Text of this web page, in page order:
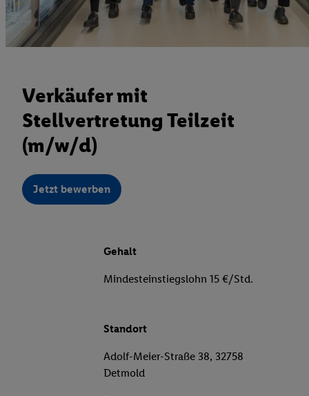
Verkäufer mit
Stellvertretung Teilzeit
(m/w/d)
Jetzt bewerben
Gehalt
Mindesteinstiegslohn 15 €/Std.
Standort
Adolf-Meier-Straße 38, 32758
Detmold